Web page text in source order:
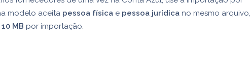
modelo aceita pessoa física e pessoa jurídica no mesmo arquivo,
10 MB por importação.